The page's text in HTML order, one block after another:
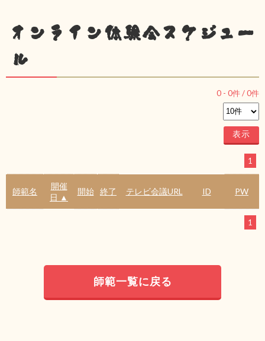
オンライン体験会スケジュー
ル
0 - 0件 /0件
1
師範名
開催
日 ▲
開始 終了 テレビ会議URL ID PW
1
師範一覧に戻る